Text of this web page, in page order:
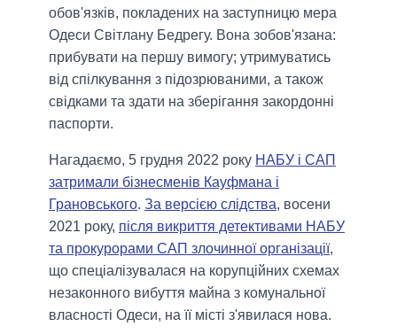
обов'язків, покладених на заступницю мера
Одеси Світлану Бедрегу. Вона зобов'язана:
прибувати на першу вимогу; утримуватись
від спілкування з підозрюваними, а також
свідками та здати на зберігання закордонні
паспорти.
Нагадаємо, 5 грудня 2022 року НАБУ і САП
затримали бізнесменів Кауфмана і
Грановського. За версією слідства, восени
2021 року, після викриття детективами НАБУ
та прокурорами САП злочинної організації,
що спеціалізувалася на корупційних схемах
незаконного вибуття майна з комунальної
власності Одеси, на її місті з'явилася нова.